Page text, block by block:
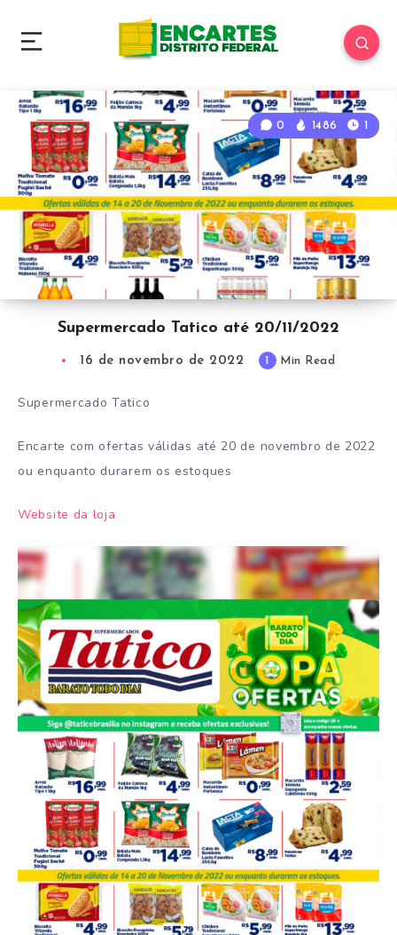
0 1486 1
Supermercado Tatico até 20/11/2022
16 de novembro de 2022 1 Min Read
Supermercado Tatico
Encarte com ofertas válidas até 20 de novembro de 2022
ou enquanto durarem os estoques
Website da loja